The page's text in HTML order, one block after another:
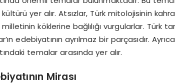
yer alır. Atsızlar, Türk mitolojisinin
köklerine bağlılığı vurgularlar. Türk
edebiyatının ayrılmaz bir parçasıdır.
temalar arasında yer alır.
Mirası